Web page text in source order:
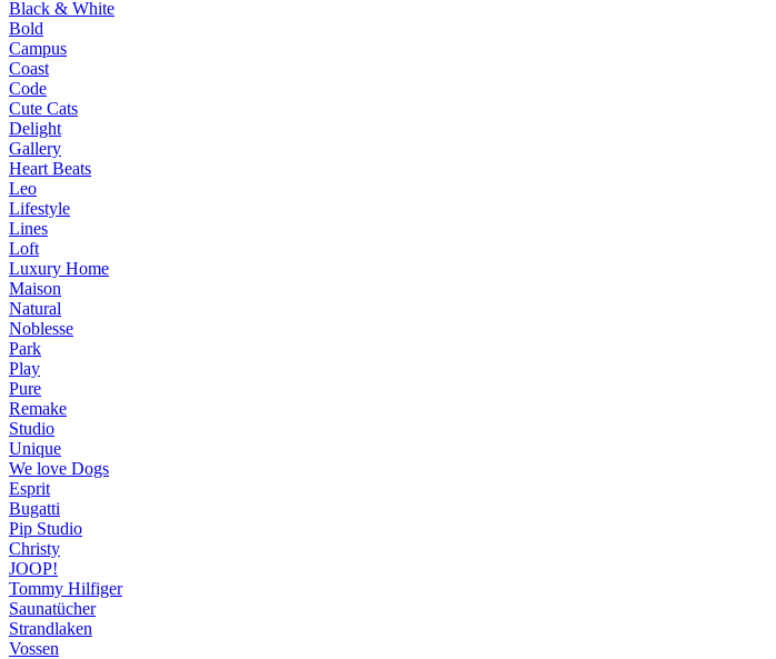
Black & White
Bold
Campus
Coast
Code
Cute Cats
Delight
Gallery
Heart Beats
Leo
Lifestyle
Lines
Loft
Luxury Home
Maison
Natural
Noblesse
Park
Play
Pure
Remake
Studio
Unique
We love Dogs
Esprit
Bugatti
Pip Studio
Christy
JOOP!
Tommy Hilfiger
Saunatücher
Strandlaken
Vossen